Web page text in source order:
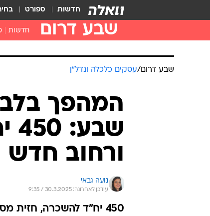
חדשות ספורט
שבע דרום חדשות
שבע דרום/עסקים כלכלה ונדל"ן
המהפך
ורחוב חדש
נועה גבאי
עודכן לאחרונה: 30.3.2025 / 9:35
450 יח"ד להשכרה,